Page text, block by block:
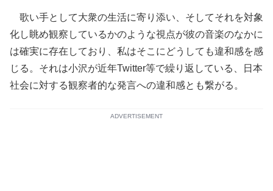
歌い手として大衆の生活に寄り添い、そしてそれを対象
化し眺め観察しているかのような視点が彼の音楽のなかに
は確実に存在しており、私はそこにどうしても違和感を感
じる。それは小沢が近年Twitter等で繰り返している、日本
社会に対する観察者的な発言への違和感とも繋がる。
ADVERTISEMENT